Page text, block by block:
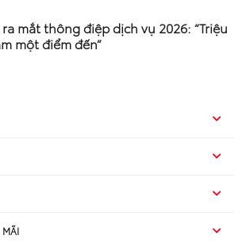
mắt thông điệp dịch vụ 2026: “Triệu
một điểm đến”
MÃI